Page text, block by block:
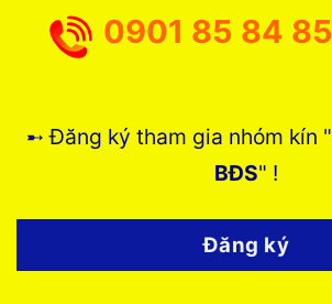
0901 85 84 85
➸ Đăng ký tham gia nhóm kín "
BĐS" !
Đăng ký